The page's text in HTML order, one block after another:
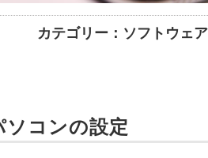
カテゴリー：ソフトウェア
コンの設定